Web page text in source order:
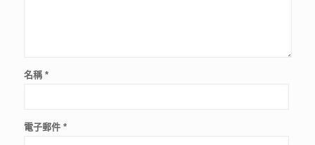
名稱 *
電子郵件 *